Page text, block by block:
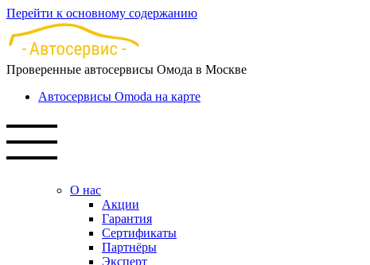
Перейти к основному содержанию
Проверенные автосервисы Омода в Москве
Автосервисы Omoda на карте
О нас
Акции
Гарантия
Сертификаты
Партнёры
Эксперт